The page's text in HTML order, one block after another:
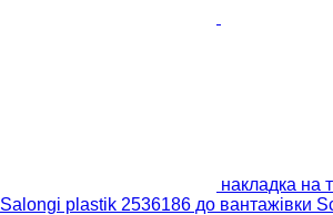
накладка на
Salongi plastik 2536186 до вантажівки